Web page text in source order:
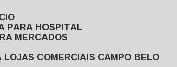
PARA HOSPITAL
MERCADOS
LOJAS COMERCIAIS CAMPO BELO